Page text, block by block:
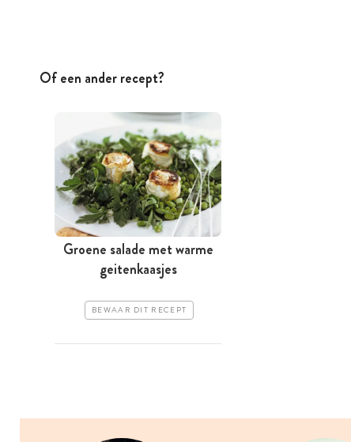
Of een ander recept?
Groene salade met warme
geitenkaasjes
BEWAAR DIT RECEPT